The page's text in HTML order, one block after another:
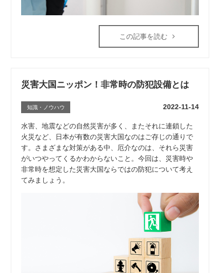
この記事を読む
災害大国ニッポン！非常時の防犯設備とは
知識・ノウハウ 2022-11-14
水害、地震などの自然災害が多く、またそれに連鎖した
火災など、日本が有数の災害大国なのはご存じの通りで
す。さまざまな対策がある中、厄介なのは、それら災害
がいつやってくるかわからないこと。今回は、災害時や
非常時を想定した災害大国ならではの防犯について考え
てみましょう。